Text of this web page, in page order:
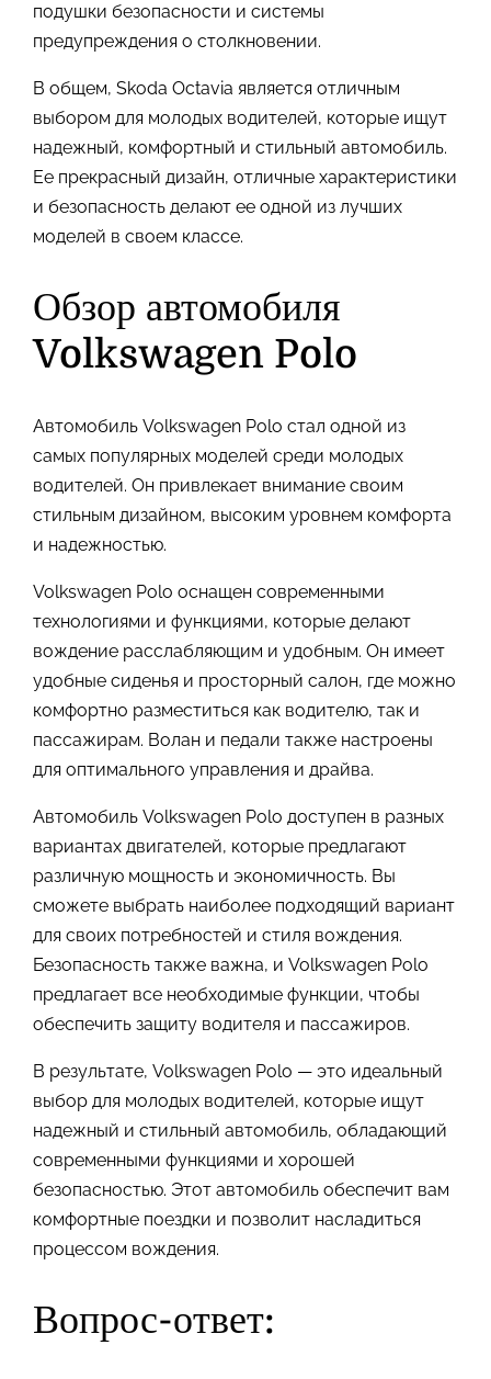
подушки безопасности и системы
предупреждения о столкновении.
В общем, Skoda Octavia является отличным
выбором для молодых водителей, которые ищут
надежный, комфортный и стильный автомобиль.
Ее прекрасный дизайн, отличные характеристики
и безопасность делают ее одной из лучших
моделей в своем классе.
Обзор автомобиля
Volkswagen Polo
Автомобиль Volkswagen Polo стал одной из
самых популярных моделей среди молодых
водителей. Он привлекает внимание своим
стильным дизайном, высоким уровнем комфорта
и надежностью.
Volkswagen Polo оснащен современными
технологиями и функциями, которые делают
вождение расслабляющим и удобным. Он имеет
удобные сиденья и просторный салон, где можно
комфортно разместиться как водителю, так и
пассажирам. Волан и педали также настроены
для оптимального управления и драйва.
Автомобиль Volkswagen Polo доступен в разных
вариантах двигателей, которые предлагают
различную мощность и экономичность. Вы
сможете выбрать наиболее подходящий вариант
для своих потребностей и стиля вождения.
Безопасность также важна, и Volkswagen Polo
предлагает все необходимые функции, чтобы
обеспечить защиту водителя и пассажиров.
В результате, Volkswagen Polo — это идеальный
выбор для молодых водителей, которые ищут
надежный и стильный автомобиль, обладающий
современными функциями и хорошей
безопасностью. Этот автомобиль обеспечит вам
комфортные поездки и позволит насладиться
процессом вождения.
Вопрос-ответ: